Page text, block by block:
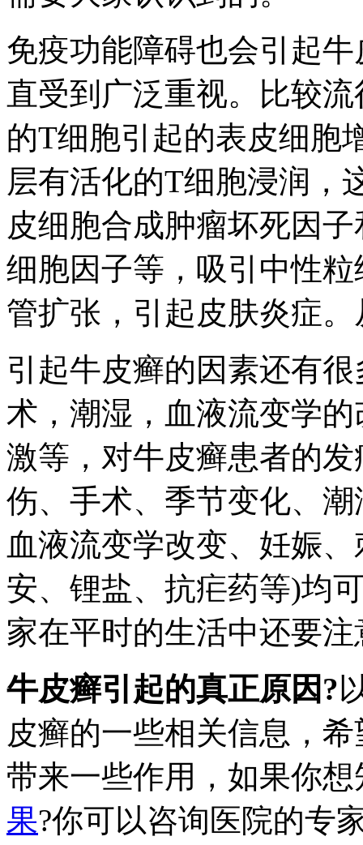
免疫功能障碍也会引起
直受到广泛重视。比较
的T细胞引起的表皮细胞
层有活化的T细胞浸润，
皮细胞合成肿瘤坏死因
细胞因子等，吸引中性
管扩张，引起皮肤炎症
引起牛皮癣的因素还有
术，潮湿，血液流变学
激等，对牛皮癣患者的
伤、手术、季节变化、
血液流变学改变、妊娠
安、锂盐、抗疟药等)均
家在平时的生活中还要
牛皮癣引起的真正原因?
皮癣的一些相关信息，
带来一些作用，如果你想
果?你可以咨询医院的专